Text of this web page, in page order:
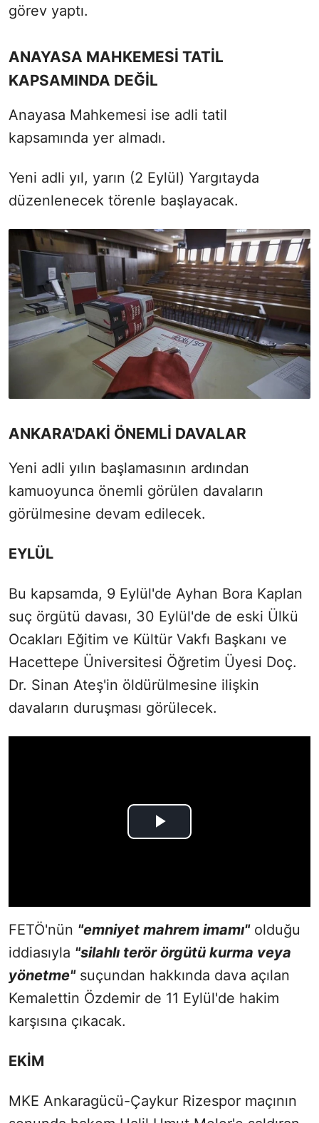
görev yaptı.
ANAYASA MAHKEMESİ TATİL
KAPSAMINDA DEĞİL
Anayasa Mahkemesi ise adli tatil
kapsamında yer almadı.
Yeni adli yıl, yarın (2 Eylül) Yargıtayda
düzenlenecek törenle başlayacak.
ANKARA'DAKİ ÖNEMLİ DAVALAR
Yeni adli yılın başlamasının ardından
kamuoyunca önemli görülen davaların
görülmesine devam edilecek.
EYLÜL
Bu kapsamda, 9 Eylül'de Ayhan Bora Kaplan
suç örgütü davası, 30 Eylül'de de eski Ülkü
Ocakları Eğitim ve Kültür Vakfı Başkanı ve
Hacettepe Üniversitesi Öğretim Üyesi Doç.
Dr. Sinan Ateş'in öldürülmesine ilişkin
davaların duruşması görülecek.
FETÖ'nün "emniyet mahrem imamı"olduğu
iddiasıyla "silahlı terör örgütü kurma veya
yönetme"suçundan hakkında dava açılan
Kemalettin Özdemir de 11 Eylül'de hakim
karşısına çıkacak.
EKİM
MKE Ankaragücü-Çaykur Rizespor maçının